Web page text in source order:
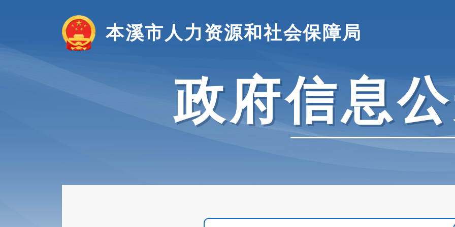
本溪市人力资源和社会保障局
政府信息